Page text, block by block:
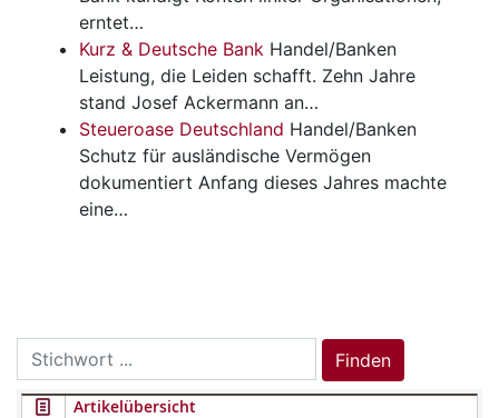
erntet…
Kurz & Deutsche Bank Handel/Banken
Leistung, die Leiden schafft. Zehn Jahre
stand Josef Ackermann an…
Steueroase Deutschland Handel/Banken
Schutz für ausländische Vermögen
dokumentiert Anfang dieses Jahres machte
eine…
Search
for:
Finden
Artikelübersicht